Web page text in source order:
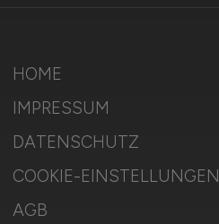
HOME
IMPRESSUM
DATENSCHUTZ
COOKIE-EINSTELLUNGEN
AGB